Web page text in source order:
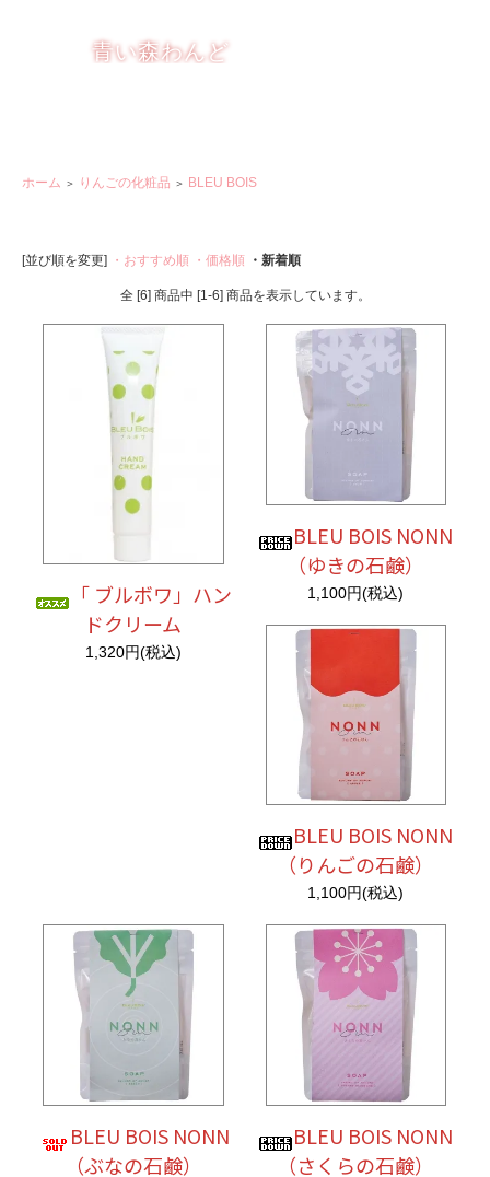
青い森わんど
ホーム ＞ りんごの化粧品 ＞ BLEU BOIS
[並び順を変更] ・おすすめ順 ・価格順 ・新着順
全 [6] 商品中 [1-6] 商品を表示しています。
「 ブルボワ」ハン
ドクリーム
1,320円(税込)
BLEU BOIS NONN
（ゆきの石鹸）
1,100円(税込)
BLEU BOIS NONN
（りんごの石鹸）
1,100円(税込)
BLEU BOIS NONN
（ぶなの石鹸）
BLEU BOIS NONN
（さくらの石鹸）